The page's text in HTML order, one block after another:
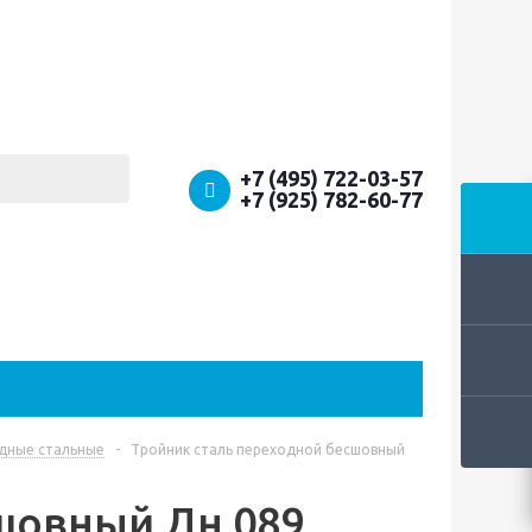
+7 (495) 722-03-57
+7 (925) 782-60-77
стальные -
Тройник сталь переходной бесшовный
Дн 089